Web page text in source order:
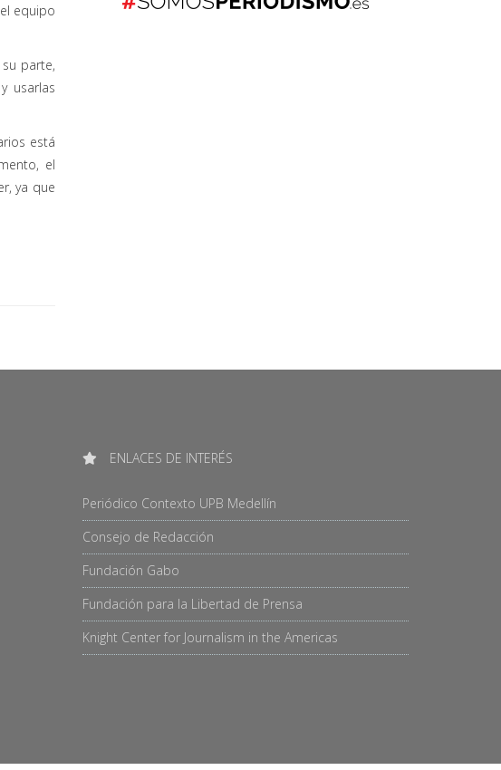
equipo
parte,
usarlas
está
el
ya que
ENLACES DE INTERÉS
Periódico Contexto UPB Medellín
Consejo de Redacción
Fundación Gabo
Fundación para la Libertad de Prensa
Knight Center for Journalism in the Americas